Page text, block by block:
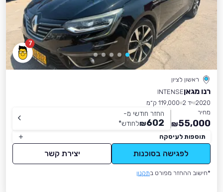
7
ראשון לציון
רנו מגאןINTENSE
2020 יד 2
119,000 ק״מ
מחיר
55,000
₪
החזר חודשי מ-
602
₪לחודש*
תוספות לעיסקה
לפגישה בסוכנות יצירת קשר
*חישוב ההחזר מפורט בתקנון